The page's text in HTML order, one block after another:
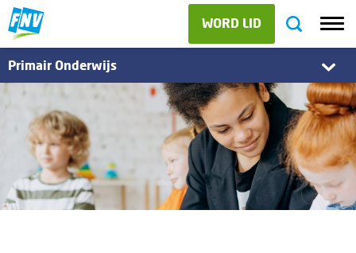
WORD LID
Primair Onderwijs